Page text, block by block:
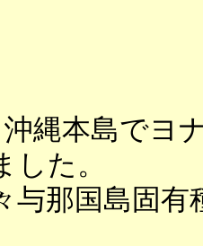
縄本島でヨ
た。
与那国島固